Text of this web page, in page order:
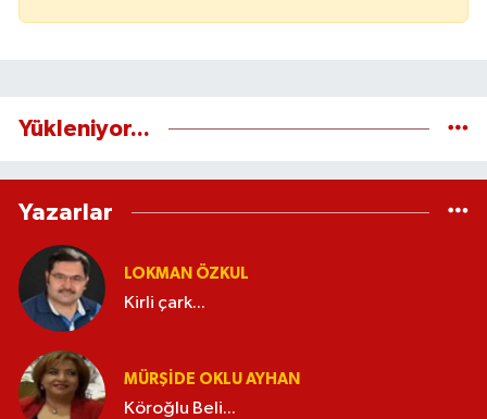
Yükleniyor...
Yazarlar
LOKMAN ÖZKUL
Kirli çark...
MÜRŞIDE OKLU AYHAN
Köroğlu Beli...